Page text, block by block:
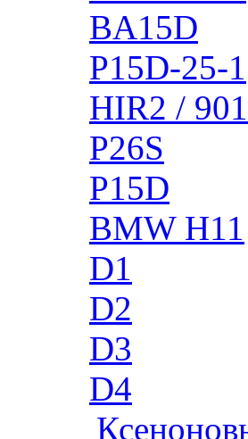
BA15D
P15D-25-1
HIR2 /
P26S
P15D
BMW H11
D1
D2
D3
D4